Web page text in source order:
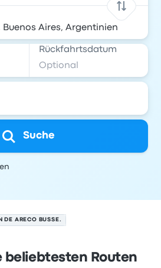
Rückfahrtsdatum
Suche
DE ARECO BUSSE.
beliebtesten Routen